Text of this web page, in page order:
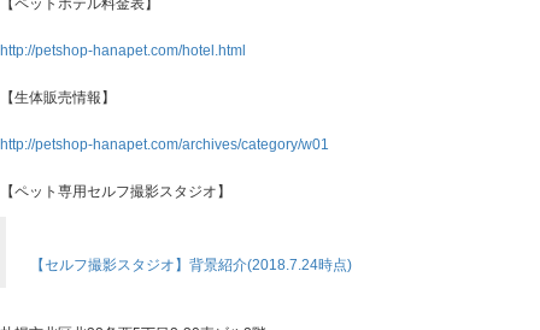
【ペットホテル料金表】
http://petshop-hanapet.com/hotel.html
【生体販売情報】
http://petshop-hanapet.com/archives/category/w01
【ペット専用セルフ撮影スタジオ】
【セルフ撮影スタジオ】背景紹介(2018.7.24時点)